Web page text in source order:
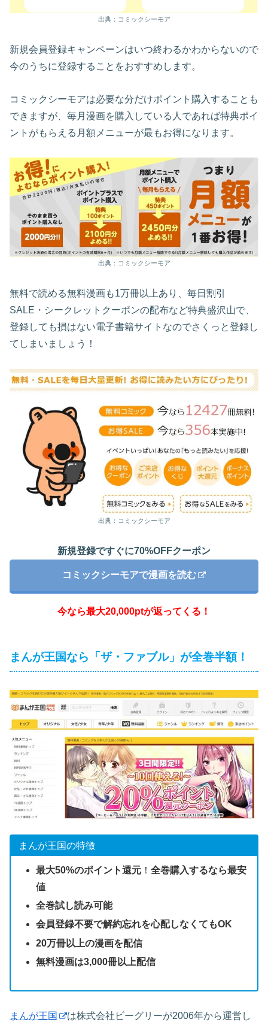
出典：コミックシーモア
新規会員登録キャンペーンはいつ終わるかわからないので
今のうちに登録することをおすすめします。
コミックシーモアは必要な分だけポイント購入することも
できますが、毎月漫画を購入している人であれば特典ポイ
ントがもらえる月額メニューが最もお得になります。
出典：コミックシーモア
無料で読める無料漫画も1万冊以上あり、毎日割引
SALE・シークレットクーポンの配布など特典盛沢山で、
登録しても損はない電子書籍サイトなのでさくっと登録し
てしまいましょう！
出典：コミックシーモア
新規登録ですぐに70%OFFクーポン
コミックシーモアで漫画を読む
今なら最大20,000ptが返ってくる！
まんが王国なら「ザ・ファブル」が全巻半額！
まんが王国の特徴
最大50%のポイント還元！ 全巻購入するなら最安
値
全巻試し読み可能
会員登録不要で解約忘れを心配しなくてもOK
20万冊以上の漫画を配信
無料漫画は3,000冊以上配信
まんが王国 は株式会社ビーグリーが2006年から運営し